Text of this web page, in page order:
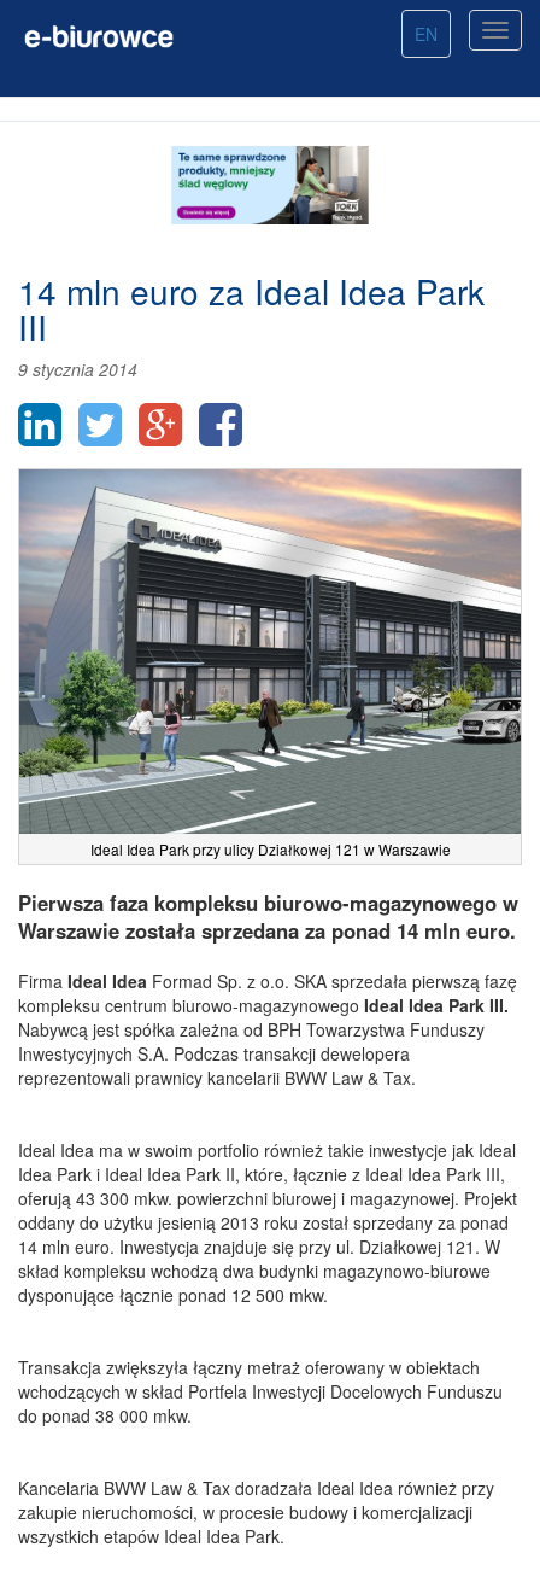
EN
14 mln euro za Ideal Idea Park
III
9 stycznia 2014
Ideal Idea Park przy ulicy Działkowej 121 w Warszawie
Pierwsza faza kompleksu biurowo-magazynowego w
Warszawie została sprzedana za ponad 14 mln euro.
Firma Ideal Idea Formad Sp. z o.o. SKA sprzedała pierwszą fazę
kompleksu centrum biurowo-magazynowego Ideal Idea Park III.
Nabywcą jest spółka zależna od BPH Towarzystwa Funduszy
Inwestycyjnych S.A. Podczas transakcji dewelopera
reprezentowali prawnicy kancelarii BWW Law & Tax.
Ideal Idea ma w swoim portfolio również takie inwestycje jak Ideal
Idea Park i Ideal Idea Park II, które, łącznie z Ideal Idea Park III,
oferują 43 300 mkw. powierzchni biurowej i magazynowej. Projekt
oddany do użytku jesienią 2013 roku został sprzedany za ponad
14 mln euro. Inwestycja znajduje się przy ul. Działkowej 121. W
skład kompleksu wchodzą dwa budynki magazynowo-biurowe
dysponujące łącznie ponad 12 500 mkw.
Transakcja zwiększyła łączny metraż oferowany w obiektach
wchodzących w skład Portfela Inwestycji Docelowych Funduszu
do ponad 38 000 mkw.
Kancelaria BWW Law & Tax doradzała Ideal Idea również przy
zakupie nieruchomości, w procesie budowy i komercjalizacji
wszystkich etapów Ideal Idea Park.